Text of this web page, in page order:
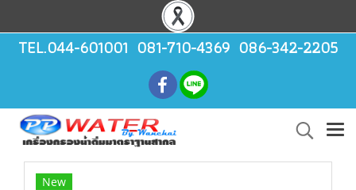
TEL.044-601001 081-710-4369 086-342-2205
New